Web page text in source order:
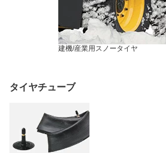
建機/産業用スノータイヤ
タイヤチューブ